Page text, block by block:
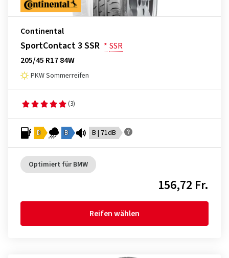
Continental
SportContact 3 SSR * SSR
205/45 R17 84W
PKW Sommerreifen
(3)
D B B | 71dB
Optimiert für BMW
156,72 Fr.
Reifen wählen